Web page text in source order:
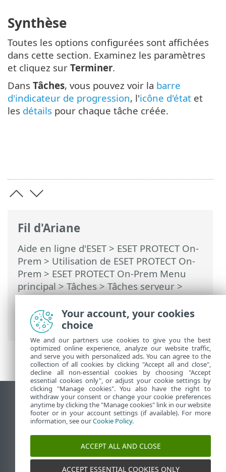
Fil d'Ariane
Aide en ligne d'ESET> ESET PROTECT On-
Prem > Utilisation de ESET PROTECT On-
Prem > ESET PROTECT On-Prem Menu
principal>Tâches>Tâches serveur>
Synchronisation des groupes statiques>
Mode de synchronisation - Réseau MS
Windows
Synthèse
Toutes les options configurées sont affichées
dans cette section. Examinez les paramètres
et cliquez sur Terminer.
Dans Tâches, vous pouvez voir la barre
d'indicateur de progression, l'icône d'état et
les détails pour chaque tâche créée.
Afficher le site pour ordinateur de bureau
End of Life
Base de connaissances ESET
Forum ESET
ESET Status Portal
Assistance régionale
Your account, your cookies
choice
We and our partners use cookies to give you the best
optimized online experience, analyze our website traffic,
and serve you with personalized ads. You can agree to the
collection of all cookies by clicking "Accept all and close",
decline all non-essential cookies by choosing "Accept
essential cookies only", or adjust your cookie settings by
clicking "Manage cookies". You also have the right to
withdraw your consent or change your cookie preferences
anytime by clicking the "Manage cookies" link in our website
footer or in your account settings (if available). For more
information, see ourCookie Policy.
ACCEPT ALL AND CLOSE
ACCEPT ESSENTIAL COOKIES ONLY